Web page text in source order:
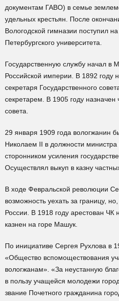
документам ГАВО) в семье
удельных крестьян. После
Вологодской гимназии поступил
Петербургского университета.
Государственную службу начал в
Российской империи. В 1892 году
секретаря Государственного
секретарем. В 1905 году назначен
совета.
29 января 1909 года вологжанин
Николаем II в должности
сторонником усиления
Осуществлял выкуп в казну
В ходе Февральской революции
возможность уехать за границу,
России. В 1918 году арестован ЧК
казнен на горе Машук.
По инициативе Сергея Рухлова в
«Общество вспомоществования
вологжанам». «За неустанную
в пользу учащейся молодежи
звание Почетного гражданина